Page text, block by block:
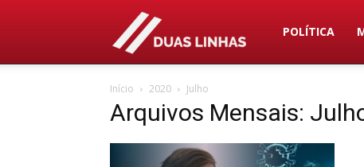
Duas
POLÍTICA
Início 2020 Julho
Arquivos Mensais: